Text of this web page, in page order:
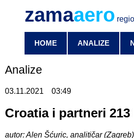
zamaaero
HOME ANALIZE
Analize
03.11.2021 03:49
Croatia i partneri
autor: Alen Šćuric, analitičar